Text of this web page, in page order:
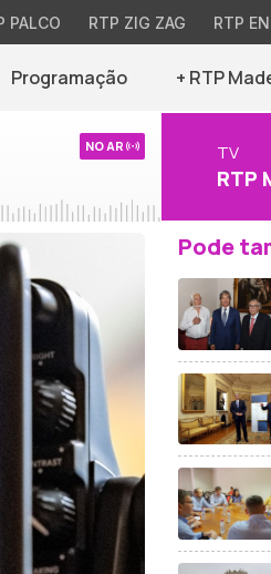
PALCO RTP ZIG ZAG RTP
Programação + RTP
NO AR TV
RTP
Pode